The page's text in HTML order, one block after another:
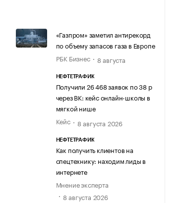
«Газпром» заметил антирекорд
по объему запасов газа в Европе
РБК Бизнес
8 августа
НЕФТЕТРАФИК
Получили 26 468 заявок по 38 р
через ВК: кейс онлайн-школы в
мягкой нише
Кейс
8 августа 2026
НЕФТЕТРАФИК
Как получить клиентов на
спецтехнику: находим лиды в
интернете
Мнение эксперта
8 августа 2026